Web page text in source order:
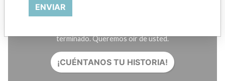
¿Trabaja en la industria médica? ¿O tiene experiencia con
terminado. Queremos oír de usted.
¡CUÉNTANOS TU HISTORIA!
ENVIAR